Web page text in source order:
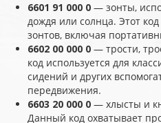
6601 91 000 0 — зонты,
дождя или солнца. Этот
зонтов, включая
6602 00 000 0 — трости,
код используется для
сидений и других
передвижения.
6603 20 000 0 — хлысты и
Данный код охватывает